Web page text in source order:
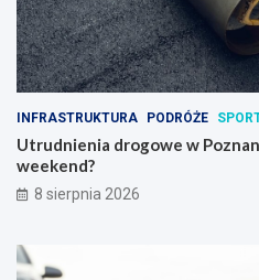
INFRASTRUKTURA PODRÓŻE
Utrudnienia drogowe w
weekend?
8 sierpnia 2026